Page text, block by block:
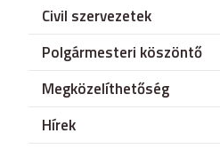
Civil szervezetek
Polgármesteri köszöntő
Megközelíthetőség
Hírek